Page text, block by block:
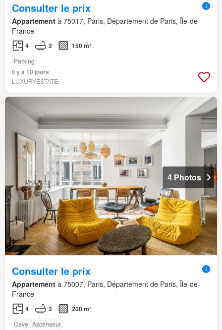
Consulter le prix
Appartement à 75017, Paris, Département de Paris, Île-de-
France
4 2 150 m²
Parking
Il y a 10 jours
LUXURYESTATE
4 Photos
Consulter le prix
Appartement à 75007, Paris, Département de Paris, Île-de-
France
4 3 200 m²
Cave Ascenseur